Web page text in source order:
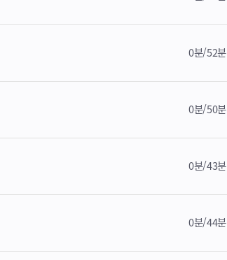
0분/52분
0분/50분
0분/43분
0분/44분